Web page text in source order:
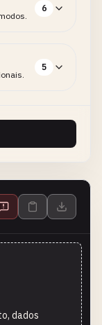
6
5
dados